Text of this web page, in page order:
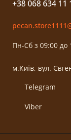
+38 068 634 11
Пн-Сб з 09:00 до
м.Київ, вул.
Telegram
Viber